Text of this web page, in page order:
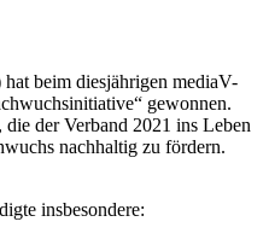
beim diesjährigen mediaV-
gewonnen.
, die der Verband 2021 ins Leben
nachhaltig zu fördern.
insbesondere: